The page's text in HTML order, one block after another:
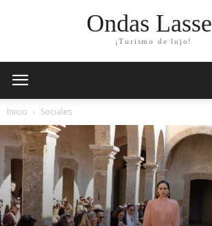
Ondas
¡Turismo de lujo!
Inicio Sociales